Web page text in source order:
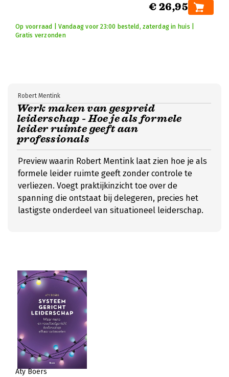
€ 26,95
Op voorraad | Vandaag voor 23:00 besteld, zaterdag in huis |
Gratis verzonden
Werk maken van gespreid
leiderschap - Hoe je als formele
leider ruimte geeft aan
professionals
Robert Mentink
Preview waarin Robert Mentink laat zien hoe je als
formele leider ruimte geeft zonder controle te
verliezen. Voegt praktijkinzicht toe over de
spanning die ontstaat bij delegeren, precies het
lastigste onderdeel van situationeel leiderschap.
Aty Boers